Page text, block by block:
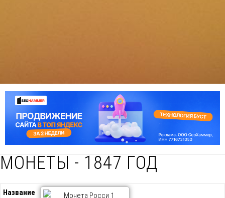
МОНЕТЫ - 1847 ГОД
Название